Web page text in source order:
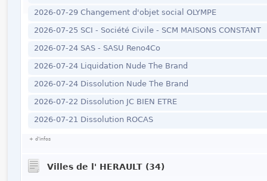
2026-07-29 Changement d'objet social OLYMPE
2026-07-25 SCI - Société Civile - SCM MAISONS CONSTANT
2026-07-24 SAS - SASU Reno4Co
2026-07-24 Liquidation Nude The Brand
2026-07-24 Dissolution Nude The Brand
2026-07-22 Dissolution JC BIEN ETRE
2026-07-21 Dissolution ROCAS
+ d'infos
Villes de l' HERAULT (34)